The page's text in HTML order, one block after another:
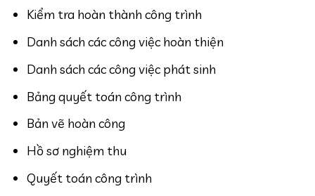
Kiểm tra hoàn thành công trình
Danh sách các công việc hoàn thiện
Danh sách các công việc phát sinh
Bảng quyết toán công trình
Bản vẽ hoàn công
Hồ sơ nghiệm thu
Quyết toán công trình